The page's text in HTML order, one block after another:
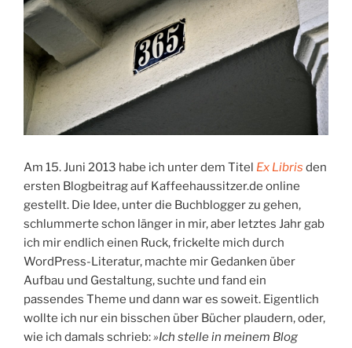
Am 15. Juni 2013 habe ich unter dem Titel Ex Libris den
ersten Blogbeitrag auf Kaffeehaussitzer.de online
gestellt. Die Idee, unter die Buchblogger zu gehen,
schlummerte schon länger in mir, aber letztes Jahr gab
ich mir endlich einen Ruck, frickelte mich durch
WordPress-Literatur, machte mir Gedanken über
Aufbau und Gestaltung, suchte und fand ein
passendes Theme und dann war es soweit. Eigentlich
wollte ich nur ein bisschen über Bücher plaudern, oder,
wie ich damals schrieb:»Ich stelle in meinem Blog